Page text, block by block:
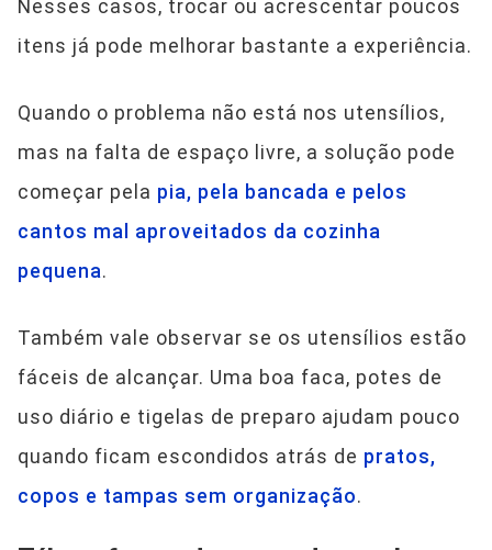
Nesses casos, trocar ou acrescentar poucos
itens já pode melhorar bastante a experiência.
Quando o problema não está nos utensílios,
mas na falta de espaço livre, a solução pode
começar pela pia, pela bancada e pelos
cantos mal aproveitados da cozinha
pequena.
Também vale observar se os utensílios estão
fáceis de alcançar. Uma boa faca, potes de
uso diário e tigelas de preparo ajudam pouco
quando ficam escondidos atrás de pratos,
copos e tampas sem organização.